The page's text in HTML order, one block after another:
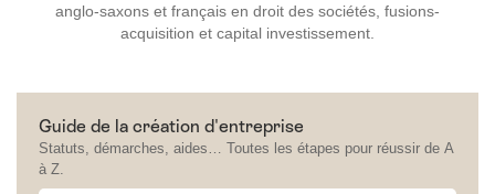
anglo-saxons et français en droit des sociétés, fusions-
acquisition et capital investissement.
Guide de la création d'entreprise
Statuts, démarches, aides… Toutes les étapes pour réussir de A
à Z.